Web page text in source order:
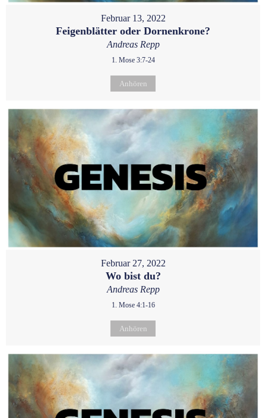
Februar 13, 2022
Feigenblätter oder Dornenkrone?
Andreas Repp
1. Mose 3:7-24
Anhören
Februar 27, 2022
Wo bist du?
Andreas Repp
1. Mose 4:1-16
Anhören